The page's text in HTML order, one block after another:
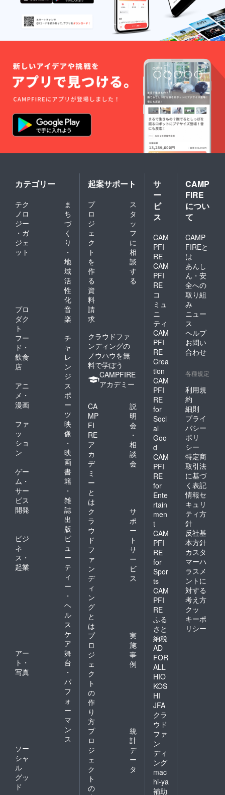
了承く
ださ
い。
カテゴリー
テク
ノロ
ジー
・ガ
ジェ
ット
ま
ち
づ
く
り
・
地
域
活
性
化
プロ
ダク
ト
音
楽
フー
ド・
飲食
店
チ
ャ
レ
ン
ジ
アニ
メ・
漫画
ス
ポ
ー
ツ
ファ
ッ
ショ
ン
映
像
・
映
画
ゲー
ム・
サー
ビス
開発
書
籍
・
雑
誌
出
版
ビジ
ネ
ス・
起業
ビ
ュ
ー
テ
ィ
ー
・
ヘ
ル
ス
ケ
ア
アー
ト・
写真
舞
台
・
パ
フ
ォ
ー
マ
ン
ス
ソー
シャ
ル
グッ
ド
起案サポート
プ
ロ
ジ
ェ
ク
ト
を
作
る
ス
タ
ッ
フ
に
相
談
す
る
資
料
請
求
クラウドファ
ンディングの
ノウハウを無
料で学ぼう
CAMPFIRE
アカデミー
CA
MP
FI
RE
ア
カ
デ
ミ
ー
と
は
説
明
会
・
相
談
会
ク
ラ
ウ
ド
フ
ァ
ン
デ
ィ
ン
グ
と
は
サ
ポ
ー
ト
サ
ー
ビ
ス
プ
ロ
ジ
ェ
ク
ト
の
作
り
方
実
施
事
例
プ
ロ
ジ
ェ
ク
ト
の
統
計
デ
ー
タ
サ
ー
ビ
ス
CAM
PFI
RE
CAM
PFI
RE
コ
ミュ
ニ
ティ
CAM
PFI
RE
Crea
tion
CAM
PFI
RE
for
Soci
al
Goo
d
CAM
PFI
RE
for
Ente
rtain
men
t
CAM
PFI
RE
for
Spor
ts
CAM
PFI
RE
ふる
さと
納税
AD
FOR
ALL
HIO
KOS
HI
JFA
クラ
ウド
ファ
ン
ディ
ング
mac
hi-ya
補助
CAMP
FIRE
につい
て
CAMP
FIREと
は
あんし
ん・安
全への
取り組
み
ニュー
ス
ヘルプ
お問い
合わせ
各種規定
利用規
約
細則
プライ
バシー
ポリ
シー
特定商
取引法
に基づ
く表記
情報セ
キュリ
ティ方
針
反社基
本方針
カスタ
マーハ
ラスメ
ントに
対する
考え方
クッ
キーポ
リシー